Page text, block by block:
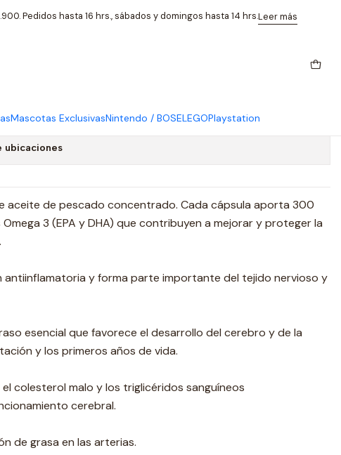
Mascotas ExclusivasNintendo / BOSELEGOPlaystation
Pedidos hasta 16 hrs., sábados y domingos hasta 14 hrs.Leer más
Pescado 144 Cap
Mg Sundown Aceite Pescado
ubicaciones
aceite de pescado concentrado. Cada cápsula aporta 300
3 (EPA y DHA) que contribuyen a mejorar y proteger la
antiinflamatoria y forma parte importante del tejido nervioso y
esencial que favorece el desarrollo del cerebro y de la
y los primeros años de vida.
colesterol malo y los triglicéridos sanguíneos
cerebral.
de grasa en las arterias.